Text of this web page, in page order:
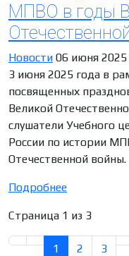
МПВО в годы
Новости 06 июня 2025
3 июня 2025 года в
посвященных
Великой
слушатели Учебного
России по истории
Отечественной войны.
Подробнее
Страница 1 из 3
1 2 3